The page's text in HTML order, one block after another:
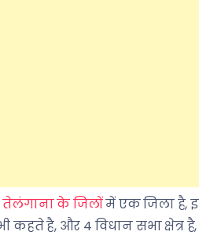
तेलंगाना के जिलोंमें एक जिला है,
कहते है, और 4 विधान सभा क्षेत्र है,